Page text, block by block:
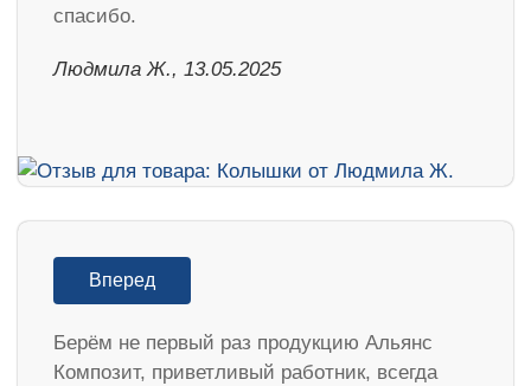
спасибо.
Людмила Ж., 13.05.2025
Вперед
Берём не первый раз продукцию Альянс
Композит, приветливый работник, всегда